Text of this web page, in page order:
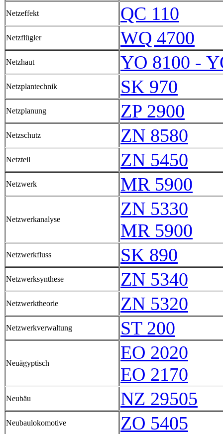
Netzeffekt QC 110
Netzflügler WQ 4700
Netzhaut YO 8100 -
Netzplantechnik SK 970
Netzplanung ZP 2900
Netzschutz ZN 8580
Netzteil ZN 5450
Netzwerk MR 5900
Netzwerkanalyse
ZN 5330
MR 5900
Netzwerkfluss SK 890
Netzwerksynthese ZN 5340
Netzwerktheorie ZN 5320
Netzwerkverwaltung ST 200
Neuägyptisch
EO 2020
EO 2170
Neubäu NZ 29505
Neubaulokomotive ZO 5405